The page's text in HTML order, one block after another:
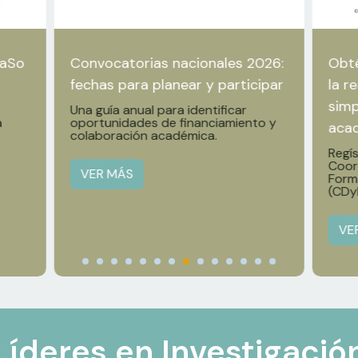
Convocatorias nacionales 2026:
fechas para planear y participar
Una guía anual para identificar
oportunidades de financiamiento y
colaboración académica.
VER MÁS
la